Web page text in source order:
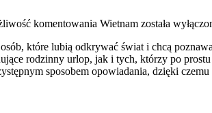
komentowania Wietnam została
które lubią odkrywać świat i chcą
rodzinny urlop, jak i tych, którzy po
sposobem opowiadania, dzięki